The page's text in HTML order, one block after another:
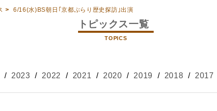
> 6/16(水)BS朝日｢京都ぶらり歴史探訪｣出演
トピックス一覧
TOPICS
/ 2023 / 2022 / 2021 / 2020 / 2019 / 2018 / 2017